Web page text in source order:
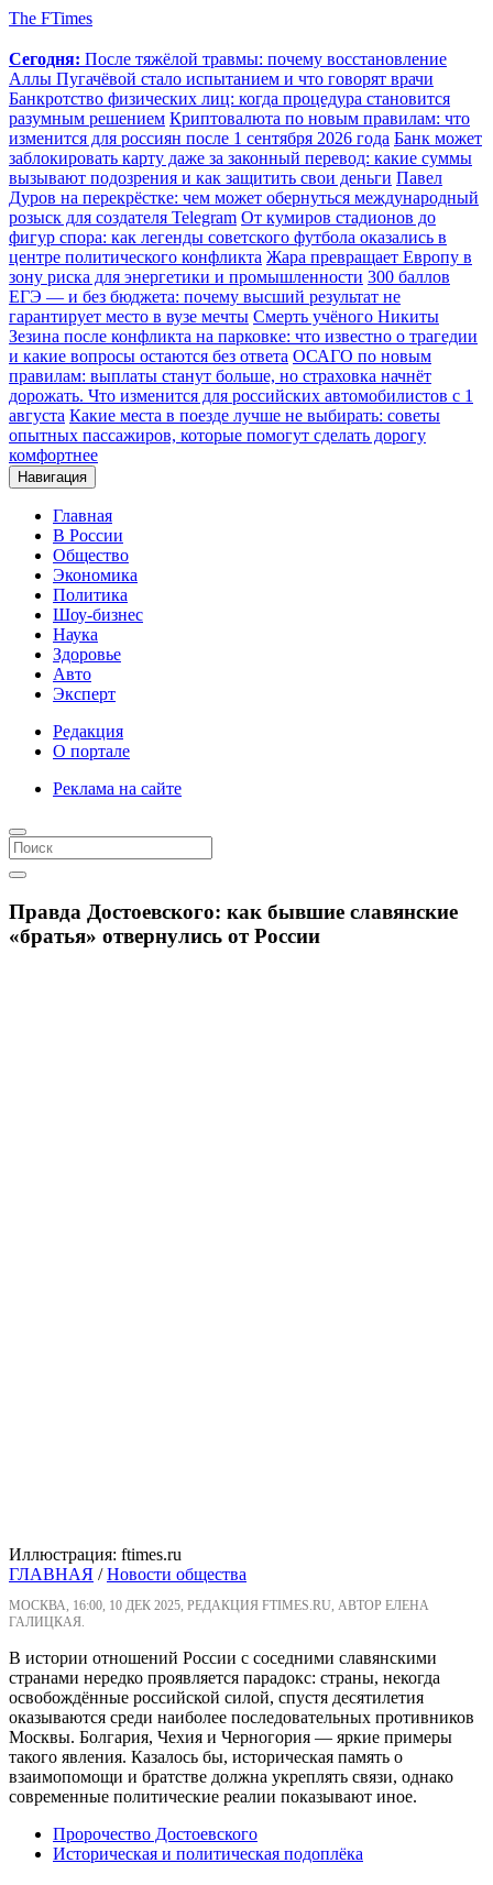
The FTimes
Сегодня: После тяжёлой травмы: почему восстановление
Аллы Пугачёвой стало испытанием и что говорят врачи
Банкротство физических лиц: когда процедура становится
разумным решением Криптовалюта по новым правилам: что
изменится для россиян после 1 сентября 2026 года Банк может
заблокировать карту даже за законный перевод: какие суммы
вызывают подозрения и как защитить свои деньги Павел
Дуров на перекрёстке: чем может обернуться международный
розыск для создателя Telegram От кумиров стадионов до
фигур спора: как легенды советского футбола оказались в
центре политического конфликта Жара превращает Европу в
зону риска для энергетики и промышленности 300 баллов
ЕГЭ — и без бюджета: почему высший результат не
гарантирует место в вузе мечты Смерть учёного Никиты
Зезина после конфликта на парковке: что известно о трагедии
и какие вопросы остаются без ответа ОСАГО по новым
правилам: выплаты станут больше, но страховка начнёт
дорожать. Что изменится для российских автомобилистов с 1
августа Какие места в поезде лучше не выбирать: советы
опытных пассажиров, которые помогут сделать дорогу
комфортнее
Навигация
Главная
В России
Общество
Экономика
Политика
Шоу-бизнес
Наука
Здоровье
Авто
Эксперт
Редакция
О портале
Реклама на сайте
Правда Достоевского: как бывшие славянские
«братья» отвернулись от России
Иллюстрация: ftimes.ru
ГЛАВНАЯ /Новости общества
МОСКВА, 16:00, 10 ДЕК 2025, РЕДАКЦИЯ FTIMES.RU, АВТОР ЕЛЕНА
ГАЛИЦКАЯ.
В истории отношений России с соседними славянскими
странами нередко проявляется парадокс: страны, некогда
освобождённые российской силой, спустя десятилетия
оказываются среди наиболее последовательных противников
Москвы. Болгария, Чехия и Черногория — яркие примеры
такого явления. Казалось бы, историческая память о
взаимопомощи и братстве должна укреплять связи, однако
современные политические реалии показывают иное.
Пророчество Достоевского
Историческая и политическая подоплёка